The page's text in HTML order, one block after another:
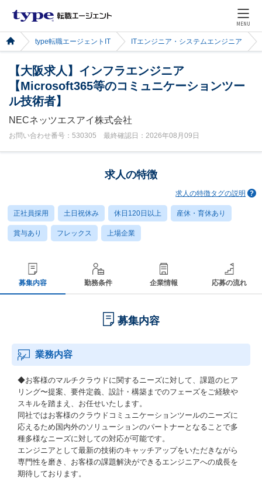
MENU
type転職エージェントIT ITエンジニア・システムエンジニア
【大阪求人】インフラエンジニア
【Microsoft365等のコミュニケーションツー
ル技術者】
NECネッツエスアイ株式会社
お問い合わせ番号：530305 最終確認日：2026年08月09日
求人の特徴
求人の特徴タグの説明
正社員採用 土日祝休み 休日120日以上 産休・育休あり
賞与あり フレックス 上場企業
募集内容 勤務条件 企業情報 応募の流れ
募集内容
業務内容
◆お客様のマルチクラウドに関するニーズに対して、課題のヒア
リング〜提案、要件定義、設計・構築までのフェーズをご経験や
スキルを踏まえ、お任せいたします。
同社ではお客様のクラウドコミュニケーションツールのニーズに
応えるため国内外のソリューションのパートナーとなることで多
種多様なニーズに対しての対応が可能です。
エンジニアとして最新の技術のキャッチアップをいただきながら
専門性を磨き、お客様の課題解決ができるエンジニアへの成長を
期待しております。